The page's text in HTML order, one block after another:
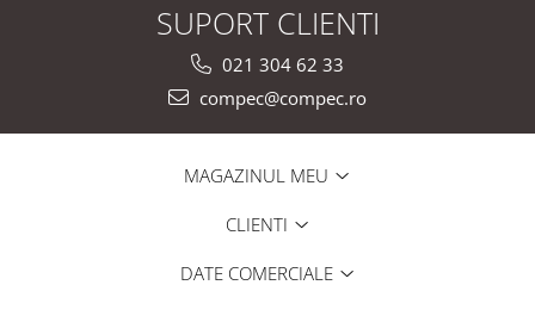
SUPORT CLIENTI
021 304 62 33
compec@compec.ro
MAGAZINUL MEU
CLIENTI
DATE COMERCIALE